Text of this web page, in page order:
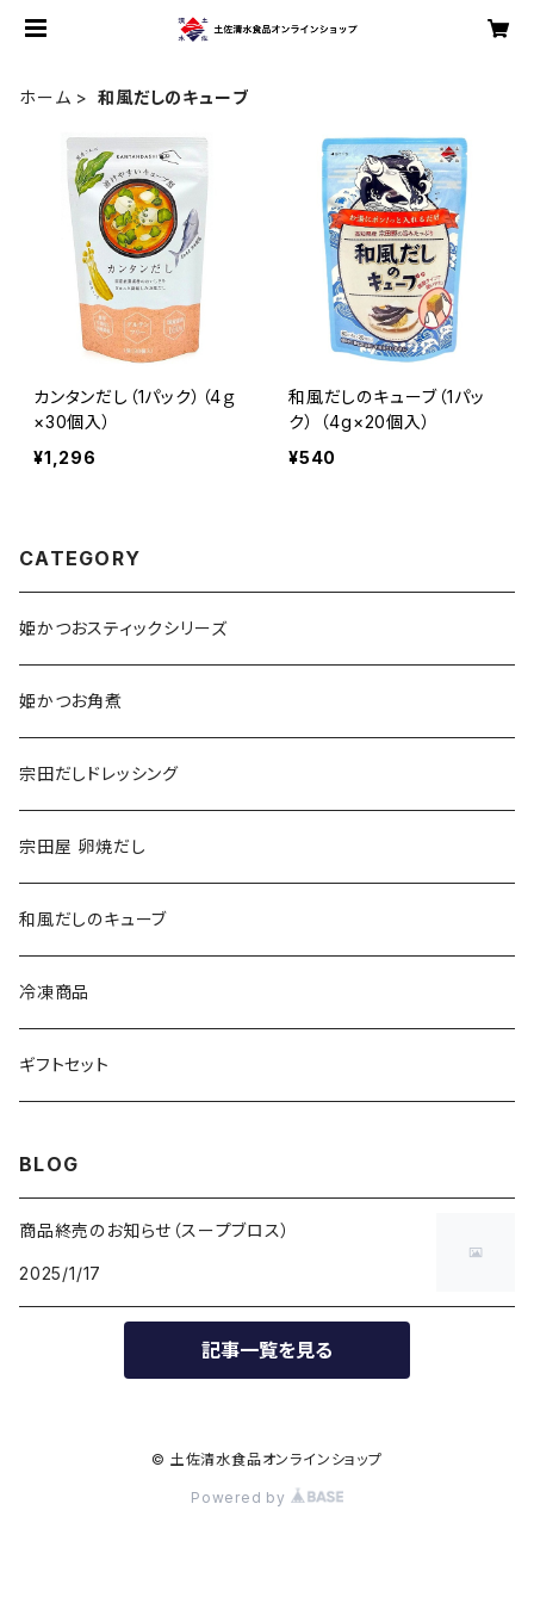
ホーム 和風だしのキューブ
カンタンだし（1パック）（4ｇ
×30個入）
¥1,296
和風だしのキューブ（1パッ
ク） （4g×20個入）
¥540
CATEGORY
姫かつおスティックシリーズ
姫かつお角煮
宗田だしドレッシング
宗田屋 卵焼だし
和風だしのキューブ
冷凍商品
ギフトセット
BLOG
商品終売のお知らせ（スープブロス）
2025/1/17
記事一覧を見る
© 土佐清水食品オンラインショップ
Powered by